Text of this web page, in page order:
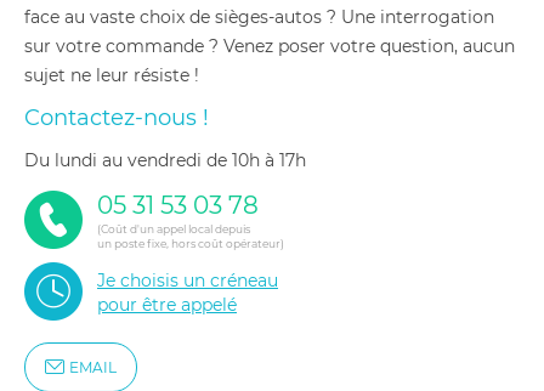
face au vaste choix de sièges-autos ? Une interrogation
sur votre commande ? Venez poser votre question, aucun
sujet ne leur résiste !
Contactez-nous !
du lundi au vendredi de 10h à 17h
05 31 53 03 78
(Coût d'un appel local depuis
un poste fixe, hors coût opérateur)
Je choisis un créneau
pour être appelé
EMAIL